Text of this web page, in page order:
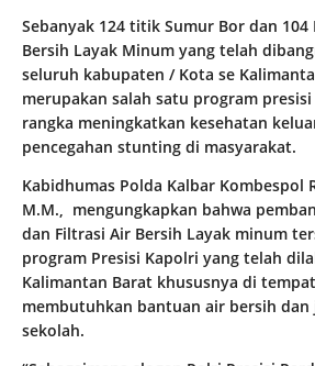
Sebanyak 124 titik Sumur Bor dan
Bersih Layak Minum yang telah
seluruh kabupaten / Kota se
merupakan salah satu program
rangka meningkatkan kesehatan
pencegahan stunting di masyarakat.
Kabidhumas Polda Kalbar Kombespol
M.M., mengungkapkan bahwa
dan Filtrasi Air Bersih Layak minum
program Presisi Kapolri yang telah
Kalimantan Barat khususnya di
membutuhkan bantuan air bersih dan
sekolah.